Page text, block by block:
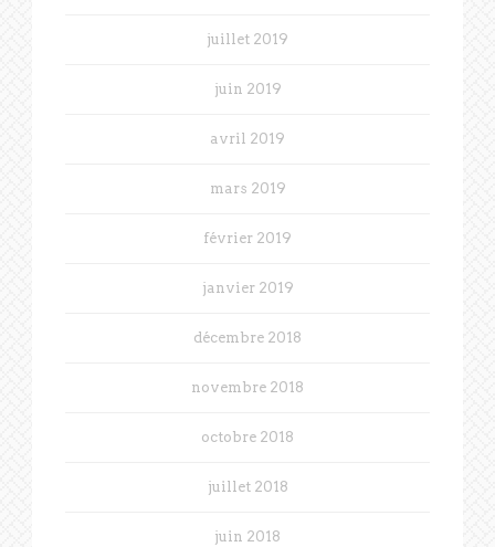
juillet 2019
juin 2019
avril 2019
mars 2019
février 2019
janvier 2019
décembre 2018
novembre 2018
octobre 2018
juillet 2018
juin 2018